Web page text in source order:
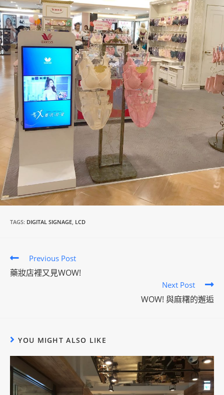
TAGS: DIGITAL SIGNAGE LCD
C
o
u
e
R
e
Previous Post
藥妝店裡又見WOW!
Next Post
WOW! 與麻糬的邂逅
YOU MIGHT ALSO LIKE